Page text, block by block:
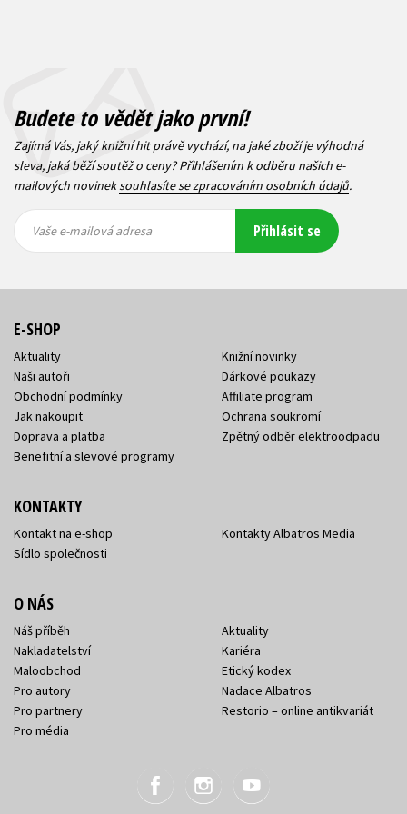
Budete to vědět jako první!
Zajímá Vás, jaký knižní hit právě vychází, na jaké zboží je výhodná
sleva, jaká běží soutěž o ceny? Přihlášením k odběru našich e-
mailových novineksouhlasíte se zpracováním osobních údajů.
mailová
mailová
Vaše e-mailová adresa Přihlásit se
E-SHOP
Aktuality
Naši autoři
Obchodní podmínky
Jak nakoupit
Doprava a platba
Benefitní a slevové programy
Knižní novinky
Dárkové poukazy
Affiliate program
Ochrana soukromí
Zpětný odběr elektroodpadu
KONTAKTY
Kontakt na e-shop
Sídlo společnosti
Kontakty Albatros Media
O NÁS
Náš příběh
Nakladatelství
Maloobchod
Pro autory
Pro partnery
Pro média
Aktuality
Kariéra
Etický kodex
Nadace Albatros
Restorio – online antikvariát